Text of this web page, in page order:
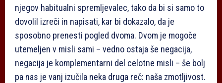
njegov habitualni spremljevalec, tako da bi si samo to
dovolil izreči in napisati, kar bi dokazalo, da je
sposobno prenesti pogled dvoma. Dvom je mogoče
utemeljen v misli sami – vedno ostaja še negacija,
negacija je komplementarni del celotne misli – še bolj
pa nas je vanj izučila neka druga reč: naša zmotljivost.